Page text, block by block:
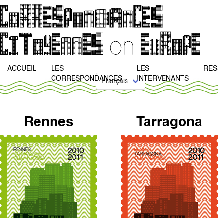
ACCUEIL
LES
CORRESPONDANCES
LES
INTERVENANTS
Rennes Tarragona